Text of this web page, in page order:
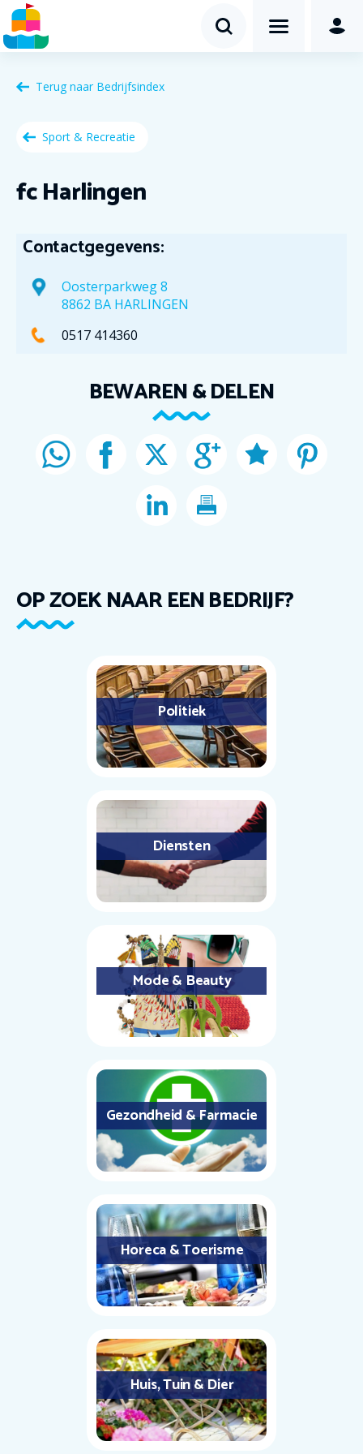
Terug naar Bedrijfsindex
Sport & Recreatie
fc Harlingen
Contactgegevens:
Oosterparkweg 8
8862 BA HARLINGEN
0517 414360
BEWAREN & DELEN
OP ZOEK NAAR EEN BEDRIJF?
Politiek
Diensten
Mode & Beauty
Gezondheid & Farmacie
Horeca & Toerisme
Huis, Tuin & Dier